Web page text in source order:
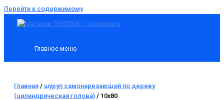
Перейти к содержимому
Главное меню
Главная/ шуруп самонарезающий по дереву
(цилиндрическая голова)/ 10х80